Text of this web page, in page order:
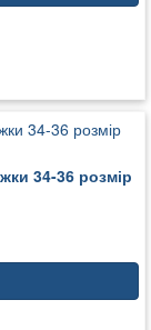
34-36 розмір